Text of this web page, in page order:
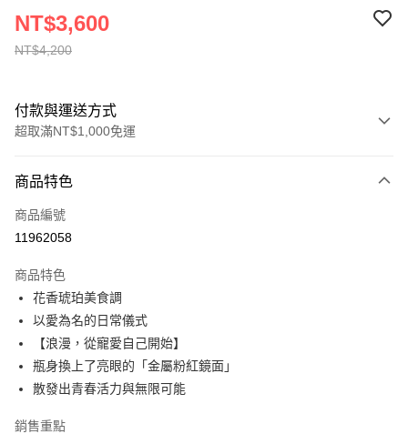
NT$4,200
NT$3,600
付款與運送方式
超取滿NT$1,000免運
信用卡一次付款
ATM付款
運送方式
付款後全家取貨
每筆NT$80，滿NT$1,000(含以上)免運費
付款後萊爾富取貨
每筆NT$100，滿NT$1,000(含以上)免運費
付款後7-11取貨
商品特色
商品編號
11962058
商品特色
花香琥珀美食調
以愛為名的日常儀式
【浪漫，從寵愛自己開始】
瓶身換上了亮眼的「金屬粉紅鏡面」
散發出青春活力與無限可能
銷售重點